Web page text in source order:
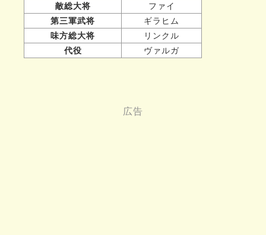
敵総大将
ファイ
第三軍武将
ギラヒム
味方総大将
リンクル
代役
ヴァルガ